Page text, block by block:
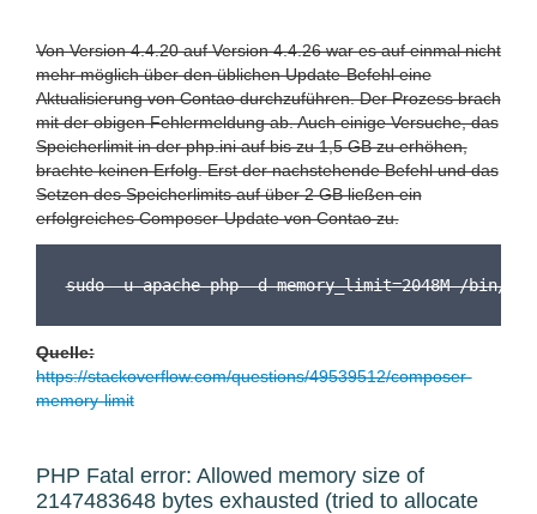
Von Version 4.4.20 auf Version 4.4.26 war es auf einmal nicht
mehr möglich über den üblichen Update-Befehl eine
Aktualisierung von Contao durchzuführen. Der Prozess brach
mit der obigen Fehlermeldung ab. Auch einige Versuche, das
Speicherlimit in der php.ini auf bis zu 1,5 GB zu erhöhen,
brachte keinen Erfolg. Erst der nachstehende Befehl und das
Setzen des Speicherlimits auf über 2 GB ließen ein
erfolgreiches Composer-Update von Contao zu.
sudo -u apache php -d memory_limit=2048M /bin/
Quelle:
https://stackoverflow.com/questions/49539512/composer-
memory-limit
PHP Fatal error: Allowed memory size of
2147483648 bytes exhausted (tried to allocate